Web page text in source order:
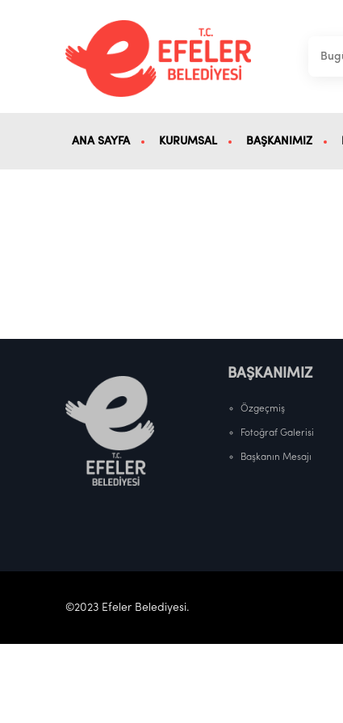
ANA SAYFA KURUMSAL BAŞKANIMIZ
BAŞKANIMIZ
Özgeçmiş
Fotoğraf Galerisi
Başkanın Mesajı
©2023 Efeler Belediyesi.